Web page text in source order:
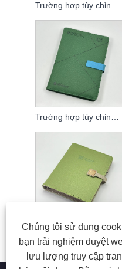
Trường hợp tùy chỉnh của máy tính xách tay rời
Trường hợp tùy chỉnh của máy tính xách tay rời
Trường hợp tùy chỉnh của máy tính xách tay rời
Chúng tôi sử dụng
bạn trải nghiệm duyệt
lưu lượng truy cập